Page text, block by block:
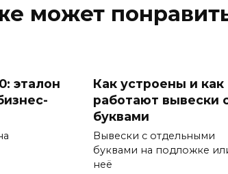
может
эталон
Как устроены и как
работают вывески
буквами
Вывески с отдельными
буквами на подложке
неё